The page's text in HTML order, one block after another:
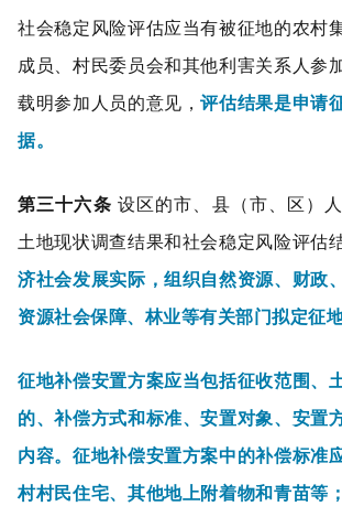
社会稳定风险评估应当有被征地的农村
成员、村民委员会和其他利害关系人参
载明参加人员的意见，评估结果是申请
据。
第三十六条 设区的市、县（市、区）
土地现状调查结果和社会稳定风险评估
济社会发展实际，组织自然资源、财政
资源社会保障、林业等有关部门拟定征
征地补偿安置方案应当包括征收范围、
的、补偿方式和标准、安置对象、安置
内容。征地补偿安置方案中的补偿标准
村村民住宅、其他地上附着物和青苗等